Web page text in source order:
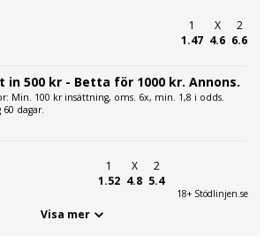
1
1.47
X
4.6
2
6.6
in 500 kr - Betta för 1000 kr. Annons.
Min. 100 kr insättning, oms. 6x, min. 1,8 i odds.
60 dagar.
1
1.52
X
4.8
2
5.4
18+ Stödlinjen.se
Visa mer